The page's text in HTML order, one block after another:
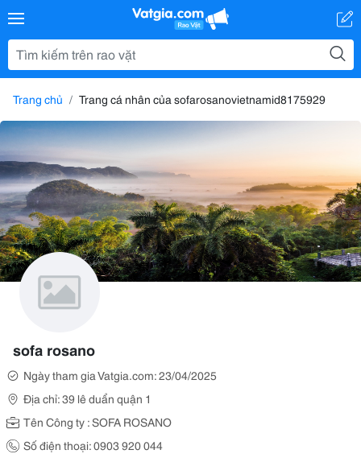
Trang chủ Trang cá nhân của sofarosanovietnamid8175929
sofa rosano
Ngày tham gia Vatgia.com: 23/04/2025
Địa chỉ: 39 lê duẩn quận 1
Tên Công ty : SOFA ROSANO
Số điện thoại: 0903 920 044